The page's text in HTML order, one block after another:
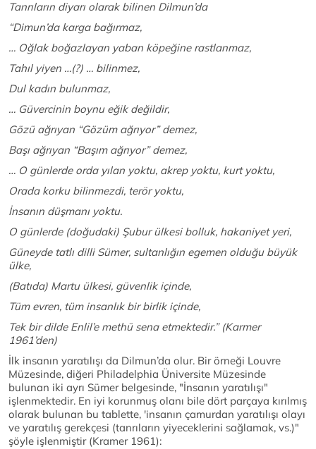
Tanrıların diyarı olarak bilinen Dilmun’da
“Dimun’da karga bağırmaz,
… Oğlak boğazlayan yaban köpeğine rastlanmaz,
Tahıl yiyen …(?) … bilinmez,
Dul kadın bulunmaz,
… Güvercinin boynu eğik değildir,
Gözü ağrıyan “Gözüm ağrıyor” demez,
Başı ağrıyan “Başım ağrıyor” demez,
… O günlerde orda yılan yoktu, akrep yoktu, kurt yoktu,
Orada korku bilinmezdi, terör yoktu,
İnsanın düşmanı yoktu.
O günlerde (doğudaki) Şubur ülkesi bolluk, hakaniyet yeri,
Güneyde tatlı dilli Sümer, sultanlığın egemen olduğu büyük
ülke,
(Batıda) Martu ülkesi, güvenlik içinde,
Tüm evren, tüm insanlık bir birlik içinde,
Tek bir dilde Enlil’e methü sena etmektedir.” (Karmer
1961’den)
İlk insanın yaratılışı da Dilmun’da olur. Bir örneği Louvre
Müzesinde, diğeri Philadelphia Üniversite Müzesinde
bulunan iki ayrı Sümer belgesinde, "İnsanın yaratılışı"
işlenmektedir. En iyi korunmuş olanı bile dört parçaya kırılmış
olarak bulunan bu tablette, 'insanın çamurdan yaratılışı olayı
ve yaratılış gerekçesi (tanrıların yiyeceklerini sağlamak, vs.)"
şöyle işlenmiştir (Kramer 1961):